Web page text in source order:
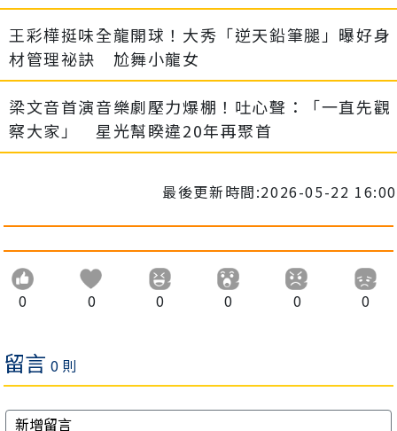
王彩樺挺味全龍開球！大秀「逆天鉛筆腿」曝好身
材管理祕訣 尬舞小龍女
梁文音首演音樂劇壓力爆棚！吐心聲：「一直先觀
察大家」 星光幫睽違20年再聚首
最後更新時間:2026-05-22 16:00
0 0 0 0 0 0